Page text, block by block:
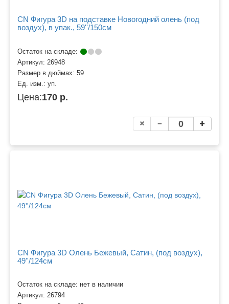
CN Фигура 3D на подставке Новогодний олень (под
воздух), в упак., 59''/150см
Остаток на складе:
Артикул: 26948
Размер в дюймах: 59
Ед. изм.: уп.
Цена:170 р.
CN Фигура 3D Олень Бежевый, Сатин, (под воздух),
49''/124см
Остаток на складе: нет в наличии
Артикул: 26794